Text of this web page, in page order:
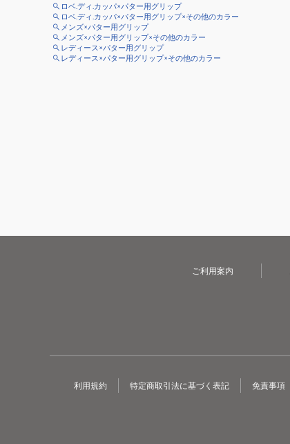
ロベ.ディ.カッパ×パター用グリップ
ロベ.ディ.カッパ×パター用グリップ×その他のカラー
メンズ×パター用グリップ
メンズ×パター用グリップ×その他のカラー
レディース×パター用グリップ
レディース×パター用グリップ×その他のカラー
ご利用案内
利用規約 特定商取引法に基づく表記 免責事項